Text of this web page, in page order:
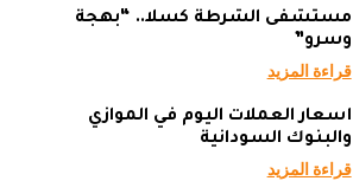
مستشفى الشرطة كسلا.. “بهجة
وسرو”
قراءة المزيد
أسعار العملات اليوم في الموازي
والبنوك السودانية
قراءة المزيد